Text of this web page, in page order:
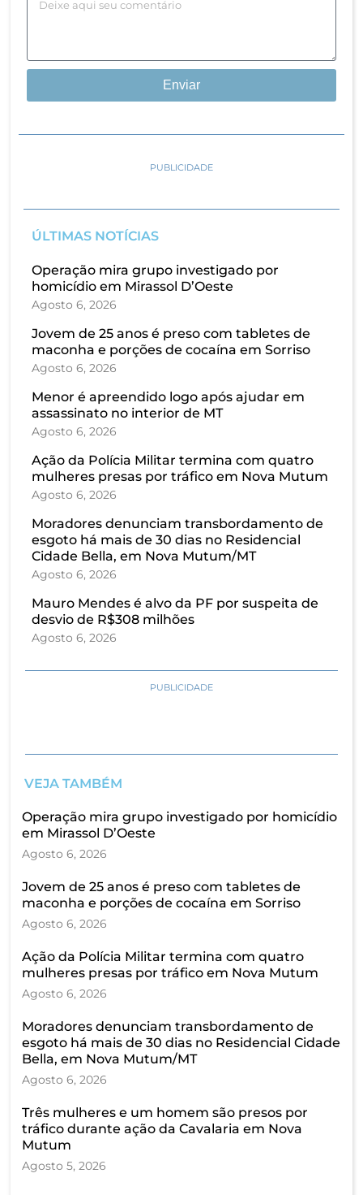
Enviar
PUBLICIDADE
ÚLTIMAS NOTÍCIAS
Operação mira grupo investigado por
homicídio em Mirassol D’Oeste
Agosto 6, 2026
Jovem de 25 anos é preso com tabletes de
maconha e porções de cocaína em Sorriso
Agosto 6, 2026
Menor é apreendido logo após ajudar em
assassinato no interior de MT
Agosto 6, 2026
Ação da Polícia Militar termina com quatro
mulheres presas por tráfico em Nova Mutum
Agosto 6, 2026
Moradores denunciam transbordamento de
esgoto há mais de 30 dias no Residencial
Cidade Bella, em Nova Mutum/MT
Agosto 6, 2026
Mauro Mendes é alvo da PF por suspeita de
desvio de R$308 milhões
Agosto 6, 2026
PUBLICIDADE
VEJA TAMBÉM
Operação mira grupo investigado por homicídio
em Mirassol D’Oeste
Agosto 6, 2026
Jovem de 25 anos é preso com tabletes de
maconha e porções de cocaína em Sorriso
Agosto 6, 2026
Ação da Polícia Militar termina com quatro
mulheres presas por tráfico em Nova Mutum
Agosto 6, 2026
Moradores denunciam transbordamento de
esgoto há mais de 30 dias no Residencial Cidade
Bella, em Nova Mutum/MT
Agosto 6, 2026
Três mulheres e um homem são presos por
tráfico durante ação da Cavalaria em Nova
Mutum
Agosto 5, 2026